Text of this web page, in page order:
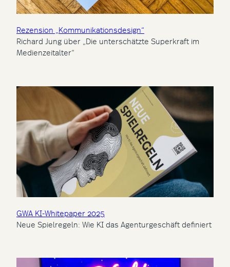
Rezension „Kommunikationsdesign“
Richard Jung über „Die unterschätzte Superkraft im
Medienzeitalter“
GWA KI-Whitepaper 2025
Neue Spielregeln: Wie KI das Agenturgeschäft definiert